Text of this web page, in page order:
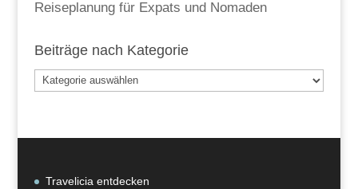
Reiseplanung für Expats und Nomaden
Beiträge nach Kategorie
Beiträge
nach
Travelicia entdecken